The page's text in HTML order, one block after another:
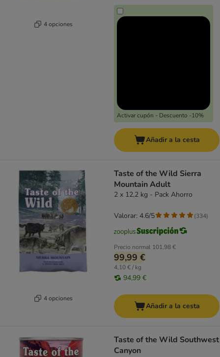
4 opciones
Activar cupón - Descuento -10%
Añadir a la cesta
4 opciones
Taste of the Wild Sierra
Mountain Adult
2 x 12,2 kg - Pack Ahorro
Precio normal 101,98 €
99,99 €
4,10 € / kg
94,99 €
Valorar: 4.6/5 (334)
Añadir a la cesta
Taste of the Wild Southwest
Canyon